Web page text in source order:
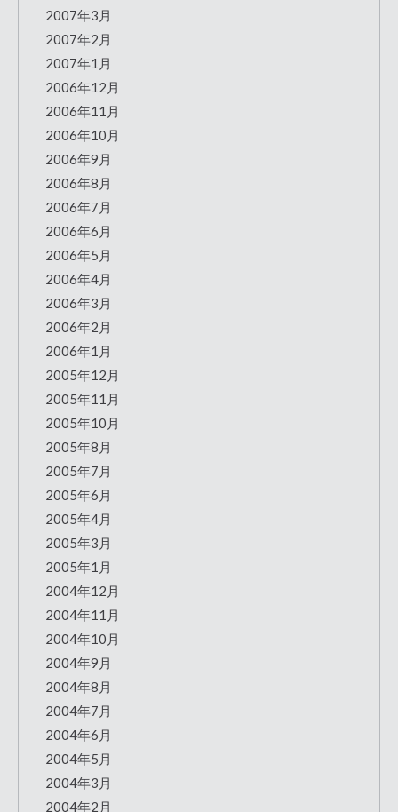
2007年3月
2007年2月
2007年1月
2006年12月
2006年11月
2006年10月
2006年9月
2006年8月
2006年7月
2006年6月
2006年5月
2006年4月
2006年3月
2006年2月
2006年1月
2005年12月
2005年11月
2005年10月
2005年8月
2005年7月
2005年6月
2005年4月
2005年3月
2005年1月
2004年12月
2004年11月
2004年10月
2004年9月
2004年8月
2004年7月
2004年6月
2004年5月
2004年3月
2004年2月